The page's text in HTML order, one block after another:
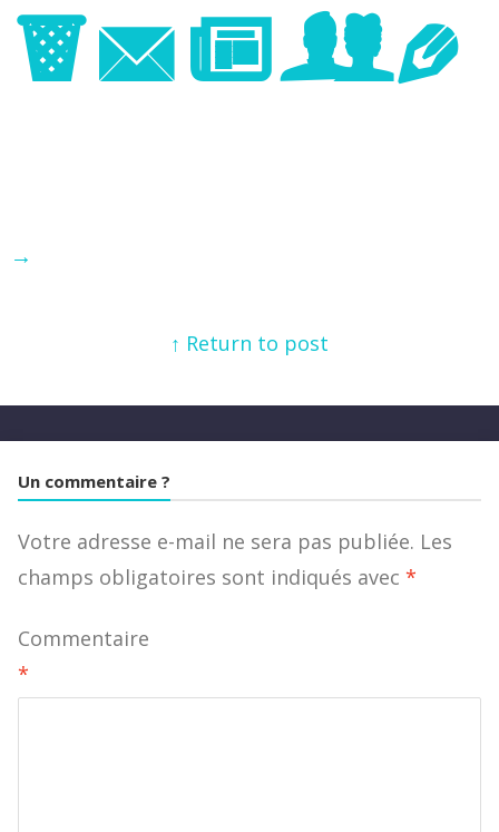
Image
→
↑ Return to post
Un commentaire ?
Votre adresse e-mail ne sera pas publiée. Les
champs obligatoires sont indiqués avec *
Commentaire
*